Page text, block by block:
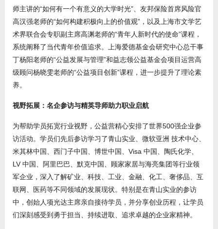
师主讲的“如何有一个有意义的大学时光”、友邦保险首席风险官
高汉强老师的“如何构建积极向上的价值观”，以及上海市文学艺
术界联合会专职副主席高渊老师的“青年人新时代的使命”课程，
系统阐释了当代青年价值追求。上海爱德基金会研究中心总干事
丁杨阳老师的“公益发展与管理”和益志领公益基金会项目运营高
级顾问杨晓雯老师的“公益项目创新”课程，进一步提升了理论素
养。
视野拓展：名企参访与精英导师助力职业启航
为帮助学员拓宽行业视野，公益营精心安排了世界500强企业参
访活动。学员们先后参访学习了青山实业、微软亚洲 技术中心、
米其林中国、西门子中国、博世中国、Visa 中国、陶氏化学、
LV 中国、阿里巴巴、默克中国、顾家家居与海亮集团等行业领
军企业，深入了解矿业、科技、工业、金融、化工、奢侈品、互
联网、医药等不同领域的发展现状。特别是在青山实业的参访
中，创始人项光达主席亲自接待学员，并分享创业历程，让学员
们深刻感受到勇于担当、持续进取、追求卓越的企业家精神。